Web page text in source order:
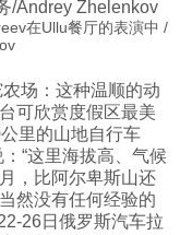
在Ullu餐厅的表演中 /
农场：这种温顺的动
可欣赏度假区最美
里的山地自行车
“这里海拔高、气候
，比阿尔卑斯山还
然没有任何经验的
26日俄罗斯汽车拉